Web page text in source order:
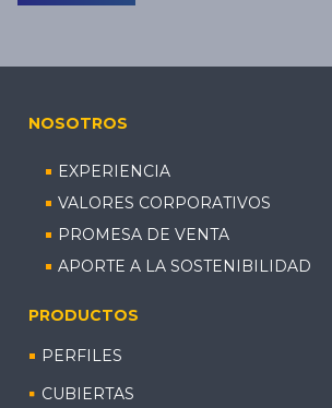
NOSOTROS
EXPERIENCIA
VALORES CORPORATIVOS
PROMESA DE VENTA
APORTE A LA SOSTENIBILIDAD
PRODUCTOS
PERFILES
CUBIERTAS